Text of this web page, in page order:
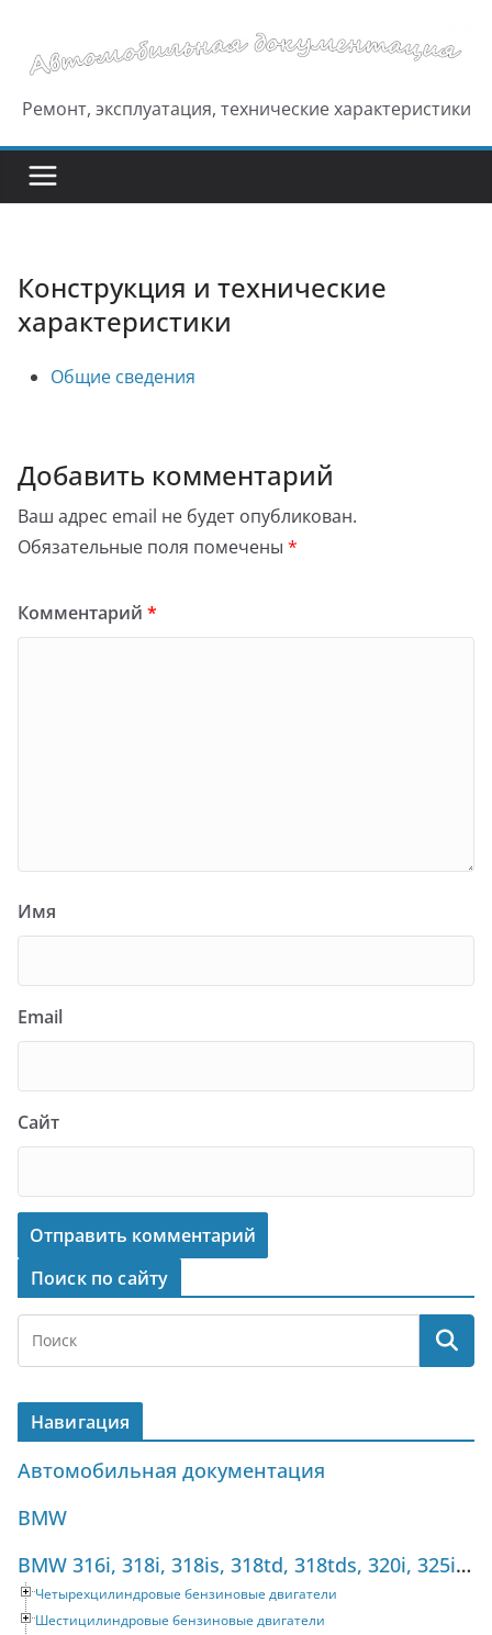
содержимому
Ремонт, эксплуатация, технические характеристики
Конструкция и технические
характеристики
Общие сведения
Добавить комментарий
Ваш адрес email не будет опубликован.
Обязательные поля помечены *
Комментарий *
Имя
Email
Сайт
Поиск по сайту
Навигация
Автомобильная документация
BMW
BMW 316i, 318i, 318is, 318td, 318tds, 320i, 325i, 325tds (1990-1998) Руководство по ремонту
Четырехцилиндровые бензиновые двигатели
Шестицилиндровые бензиновые двигатели